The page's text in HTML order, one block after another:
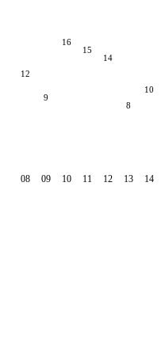
12
08
9
09
16
10
15
11
14
12
8
13
10
14